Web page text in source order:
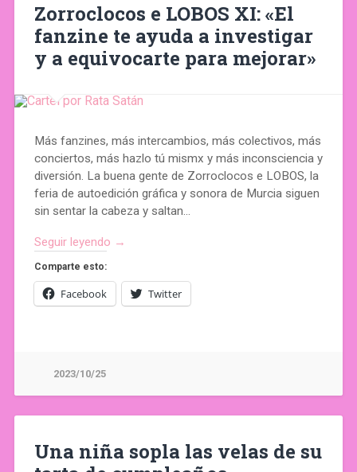
Zorroclocos e LOBOS XI: «El
fanzine te ayuda a investigar
y a equivocarte para mejorar»
Más fanzines, más intercambios, más colectivos, más
conciertos, más hazlo tú mismx y más inconsciencia y
diversión. La buena gente de Zorroclocos e LOBOS, la
feria de autoedición gráfica y sonora de Murcia siguen
sin sentar la cabeza y saltan…
Seguir leyendo →
Comparte esto:
Facebook Twitter
2023/10/25
Una niña sopla las velas de su